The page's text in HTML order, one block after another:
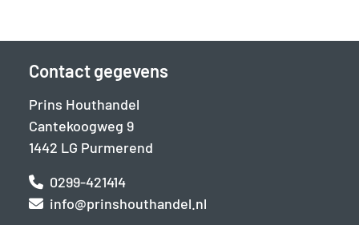
Contact gegevens
Prins Houthandel
Cantekoogweg 9
1442 LG Purmerend
0299-421414
info@prinshouthandel.nl